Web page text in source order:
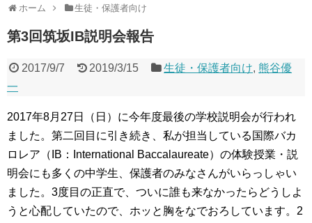
ホーム 生徒・保護者向け
第3回筑坂IB説明会報告
2017/9/7 2019/3/15 生徒・保護者向け, 熊谷優
一
2017年8月27日（日）に今年度最後の学校説明会が行われ
ました。第二回目に引き続き、私が担当している国際バカ
ロレア（IB：International Baccalaureate）の体験授業・説
明会にも多くの中学生、保護者のみなさんがいらっしゃい
ました。3度目の正直で、ついに誰も来なかったらどうしよ
うと心配していたので、ホッと胸をなでおろしています。2